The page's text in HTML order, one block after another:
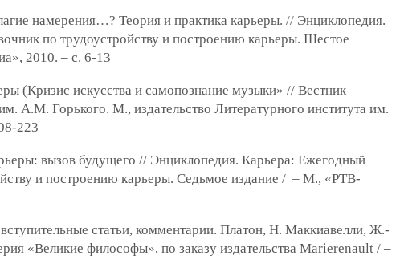
намерения…? Теория и практика карьеры. // Энциклопедия.
по трудоустройству и построению карьеры. Шестое
2010. – с. 6-13
(Кризис искусства и самопознание музыки» // Вестник
А.М. Горького. М., издательство Литературного института им.
223
вызов будущего // Энциклопедия. Карьера: Ежегодный
и построению карьеры. Седьмое издание / – М., «РТВ-
статьи, комментарии. Платон, Н. Маккиавелли, Ж.-
«Великие философы», по заказу издательства Marierenault / –